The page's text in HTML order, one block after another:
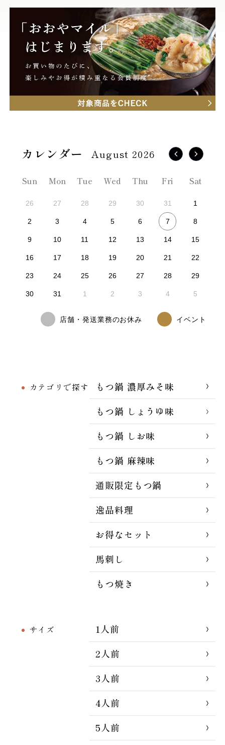
カテゴリで探す
もつ鍋 濃厚みそ味
もつ鍋 しょうゆ味
もつ鍋 しお味
もつ鍋 麻辣味
通販限定もつ鍋
逸品料理
お得なセット
馬刺し
もつ焼き
サイズ
1人前
2人前
3人前
4人前
5人前
August 2026
Sun Mon Tue Wed Thu Fri Sat
26 27 28 29 30 31 1
2 3 4 5 6 7 8
9 10 11 12 13 14 15
16 17 18 19 20 21 22
23 24 25 26 27 28 29
30 31 1 2 3 4 5
店舗・発送業務のお休み イベント